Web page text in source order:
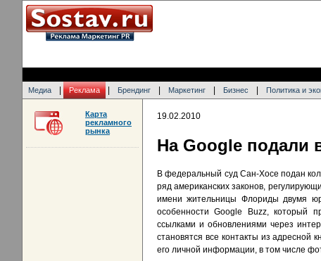
Медиа Реклама Брендинг Маркетинг Бизнес Политика и
19.02.2010
На Google подали
В федеральный суд Сан-Хосе подан
ряд американских законов,
имени жительницы Флориды двумя
особенности Google Buzz, который
ссылками и обновлениями через
становятся все контакты из адресной
его личной информации, в том числе
Карта
рекламного
рынка